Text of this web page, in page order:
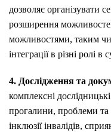
дозволяє організувати
розширення
можливостями, таким
інтеграції в різні ролі в
4. Дослідження та
комплексні
прогалини, проблеми та
інклюзії інвалідів,